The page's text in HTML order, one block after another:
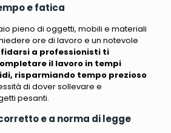
e fatica
pieno di oggetti, mobili e materiali
ore di lavoro e un notevole
a professionisti ti
il lavoro in tempi
risparmiando tempo prezioso
di dover sollevare e
pesanti.
e a norma di legge